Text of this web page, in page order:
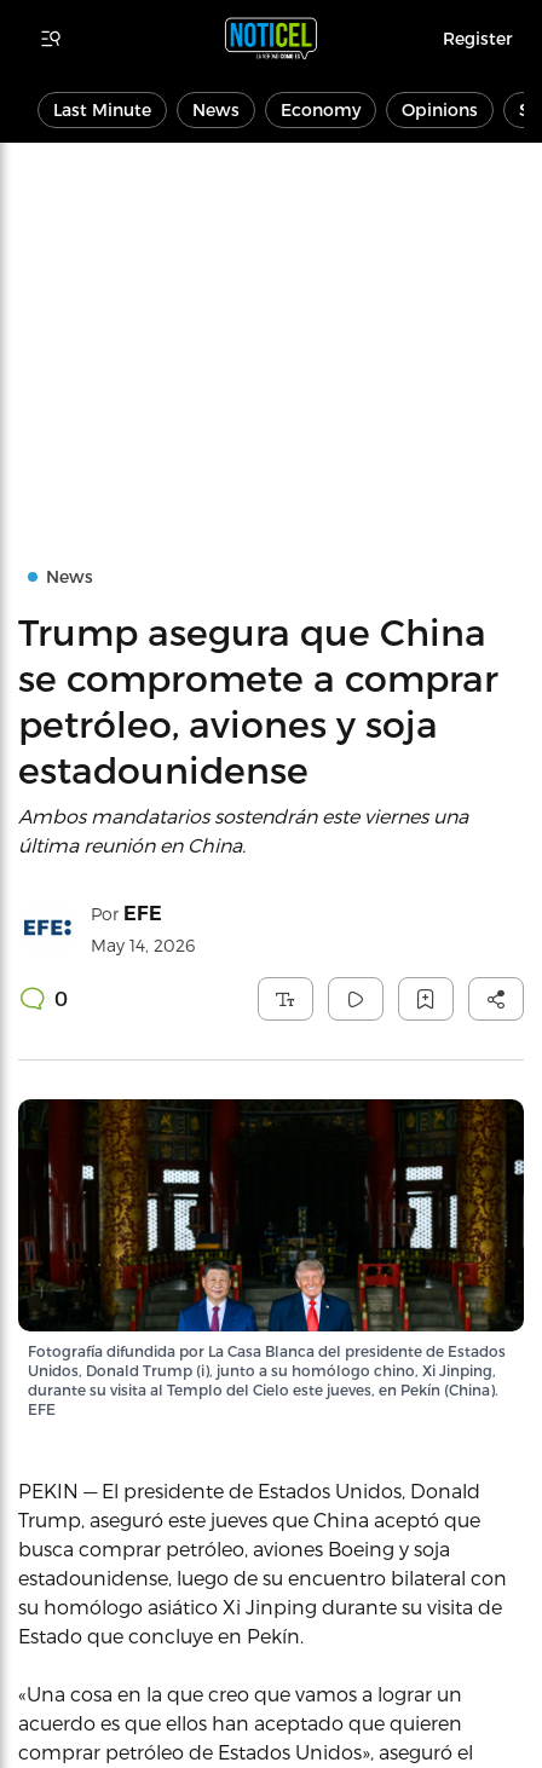
Register
Last Minute News Economy Opinions
News
Trump asegura que China
se compromete a comprar
petróleo, aviones y soja
estadounidense
Ambos mandatarios sostendrán este viernes una
última reunión en China.
Por EFE
May 14, 2026
0
Fotografía difundida por La Casa Blanca del presidente de Estados
Unidos, Donald Trump (i), junto a su homólogo chino, Xi Jinping,
durante su visita al Templo del Cielo este jueves, en Pekín (China).
EFE
PEKIN — El presidente de Estados Unidos, Donald
Trump, aseguró este jueves que China aceptó que
busca comprar petróleo, aviones Boeing y soja
estadounidense, luego de su encuentro bilateral con
su homólogo asiático Xi Jinping durante su visita de
Estado que concluye en Pekín.
«Una cosa en la que creo que vamos a lograr un
acuerdo es que ellos han aceptado que quieren
comprar petróleo de Estados Unidos», aseguró el